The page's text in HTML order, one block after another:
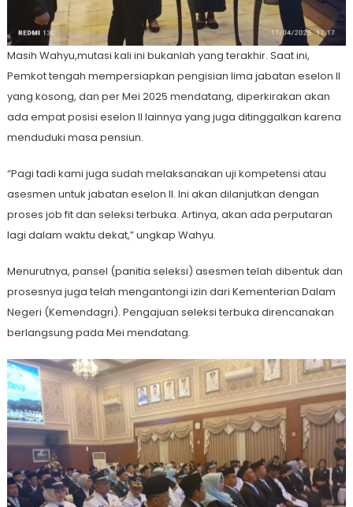
Masih Wahyu,mutasi kali ini bukanlah yang terakhir. Saat ini,
Pemkot tengah mempersiapkan pengisian lima jabatan eselon II
yang kosong, dan per Mei 2025 mendatang, diperkirakan akan
ada empat posisi eselon II lainnya yang juga ditinggalkan karena
menduduki masa pensiun.
“Pagi tadi kami juga sudah melaksanakan uji kompetensi atau
asesmen untuk jabatan eselon II. Ini akan dilanjutkan dengan
proses job fit dan seleksi terbuka. Artinya, akan ada perputaran
lagi dalam waktu dekat,” ungkap Wahyu.
Menurutnya, pansel (panitia seleksi) asesmen telah dibentuk dan
prosesnya juga telah mengantongi izin dari Kementerian Dalam
Negeri (Kemendagri). Pengajuan seleksi terbuka direncanakan
berlangsung pada Mei mendatang.